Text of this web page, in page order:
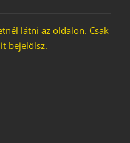
látni az oldalon. Csak
bejelölsz.